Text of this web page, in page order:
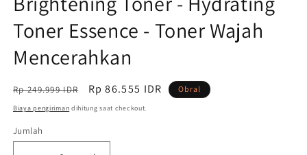
Toner Essence - Toner Wajah
Mencerahkan
Harga
reguler
Rp 249.999 IDR
Harga
obral
Rp 86.555 IDR Obral
Biaya pengiriman dihitung saat checkout.
Jumlah
Jumlah